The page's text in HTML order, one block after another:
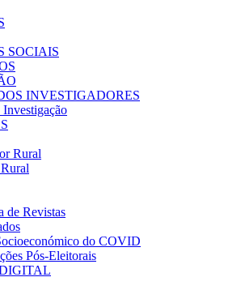
SOCIAIS
INVESTIGADORES
Rural
de Revistas
do COVID
Pós-Eleitorais